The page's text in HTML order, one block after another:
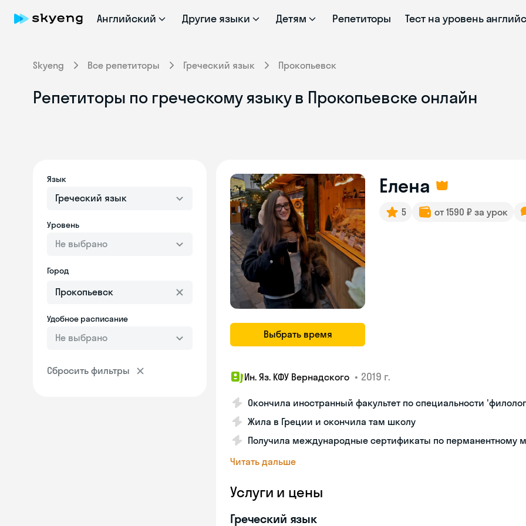
Английский Другие языки Детям Репетиторы Тест на уровень
Skyeng Все репетиторы Греческий язык Прокопьевск
Репетиторы по греческому языку в Прокопьевске онлайн
Язык
Греческий язык
Уровень
Не выбрано
Город
Удобное расписание
Не выбрано
Сбросить фильтры
Выбрать время
Елена
5 от 1590 ₽ за урок
Ин. Яз. КФУ Вернадского • 2019 г.
Окончила иностранный факультет по специальности
Жила в Греции и окончила там школу
Получила международные сертификаты по перманентному
Читать дальше
Услуги и цены
Греческий язык